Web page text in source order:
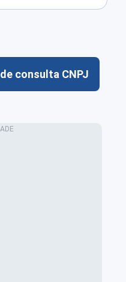
consulta CNPJ